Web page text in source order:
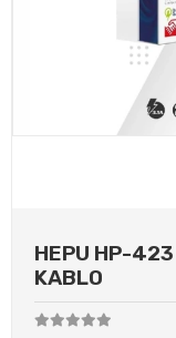
HEPU HP-
KABLO